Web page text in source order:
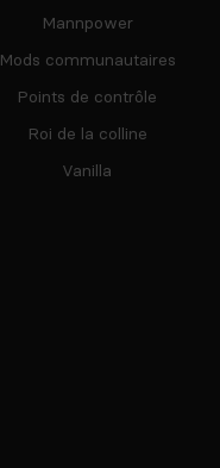
Mannpower
Mods communautaires
Points de contrôle
Roi de la colline
Vanilla